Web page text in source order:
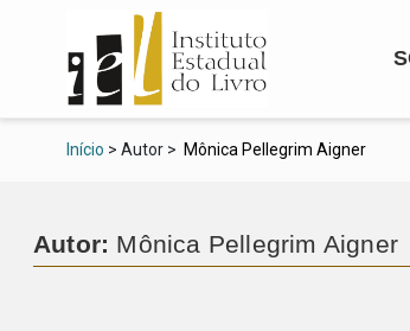
Início > Autor > Mônica Pellegrim Aigner
Autor: Mônica Pellegrim Aigner